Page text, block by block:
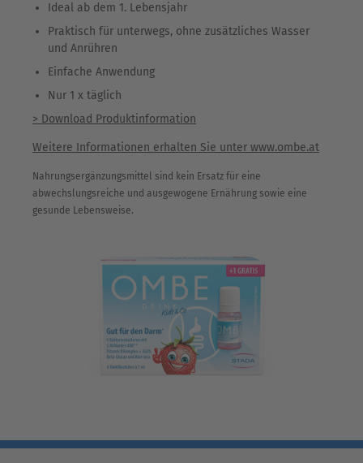
Ideal ab dem 1. Lebensjahr
Praktisch für unterwegs, ohne zusätzliches Wasser
und Anrühren
Einfache Anwendung
Nur 1 x täglich
> Download Produktinformation
Weitere Informationen erhalten Sie unter www.ombe.at
Nahrungsergänzungsmittel sind kein Ersatz für eine
abwechslungsreiche und ausgewogene Ernährung sowie eine
gesunde Lebensweise.